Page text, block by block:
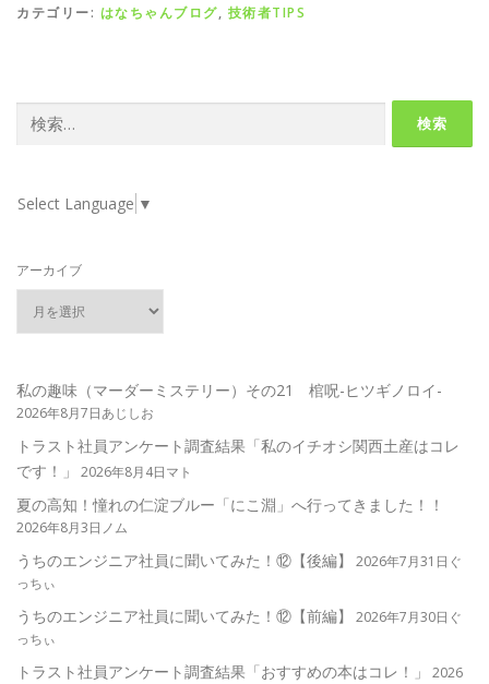
カテゴリー: はなちゃんブログ, 技術者TIPS
索:
Select Language ▼
アーカイブ
私の趣味（マーダーミステリー）その21 棺呪-ヒツギノロイ-
2026年8月7日あじしお
トラスト社員アンケート調査結果「私のイチオシ関西土産はコレ
です！」
2026年8月4日マト
夏の高知！憧れの仁淀ブルー「にこ淵」へ行ってきました！！
2026年8月3日ノム
うちのエンジニア社員に聞いてみた！⑫【後編】
2026年7月31日ぐ
っちぃ
うちのエンジニア社員に聞いてみた！⑫【前編】
2026年7月30日ぐ
っちぃ
トラスト社員アンケート調査結果「おすすめの本はコレ！」
2026